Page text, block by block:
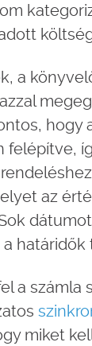
a
hogy
felépítve,
az
határidők
a számla
miket